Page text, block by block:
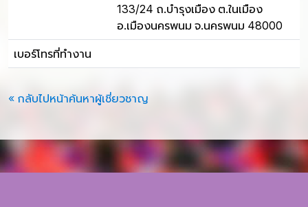
133/24 ถ.บำรุงเมือง ต.ในเมือง
อ.เมืองนครพนม จ.นครพนม 48000
เบอร์โทรที่ทำงาน
« กลับไปหน้าค้นหาผู้เชี่ยวชาญ